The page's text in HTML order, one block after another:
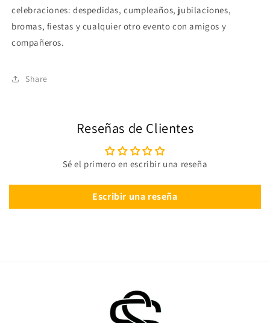
celebraciones: despedidas, cumpleaños, jubilaciones,
bromas, fiestas y cualquier otro evento con amigos y
compañeros.
Share
Reseñas de Clientes
Sé el primero en escribir una reseña
Escribir una reseña